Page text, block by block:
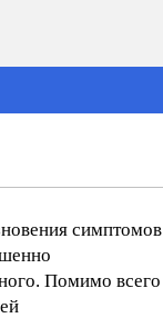
симптомов
Помимо всего